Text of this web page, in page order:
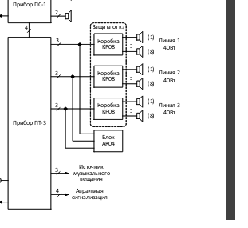
Прибор ПС-1
Прибор ПТ-3
4
Коробка
КР08
...
(1)
(8)
Линия 1
40Вт
Коробка
КР08
.
..
(1)
(8)
Линия 2
40Вт
Коробка
КР08
.
..
(1)
(8)
Линия 3
40Вт
Блок
АК04
3
3
3
Защита от кз
Авральная
сигнализация
Источник
музыкального
вещания
3
4
2